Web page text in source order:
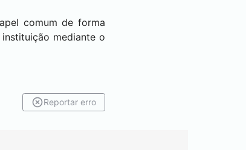
comum de forma
mediante o
Reportar erro